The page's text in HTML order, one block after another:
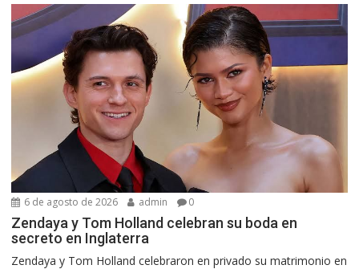
6 de agosto de 2026 admin 0
Zendaya y Tom Holland celebran su boda en
secreto en Inglaterra
Zendaya y Tom Holland celebraron en privado su matrimonio en